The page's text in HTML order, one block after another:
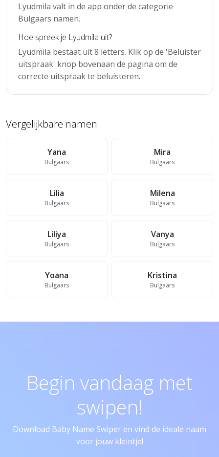
Lyudmila valt in de app onder de categorie
Bulgaars namen.
Hoe spreek je Lyudmila uit?
Lyudmila bestaat uit 8 letters. Klik op de 'Beluister
uitspraak' knop bovenaan de pagina om de
correcte uitspraak te beluisteren.
Vergelijkbare namen
Yana
Bulgaars
Mira
Bulgaars
Lilia
Bulgaars
Milena
Bulgaars
Liliya
Bulgaars
Vanya
Bulgaars
Yoana
Bulgaars
Kristina
Bulgaars
Begin vandaag met
swipen!
Download Baby Name Swiper en vind de ideale naam
voor jouw kleintje!